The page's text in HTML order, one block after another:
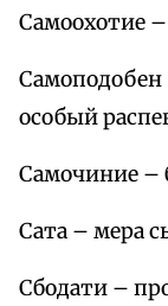
Самоохотие
особый
Самочиние –
Сата – мера
Сбодати –